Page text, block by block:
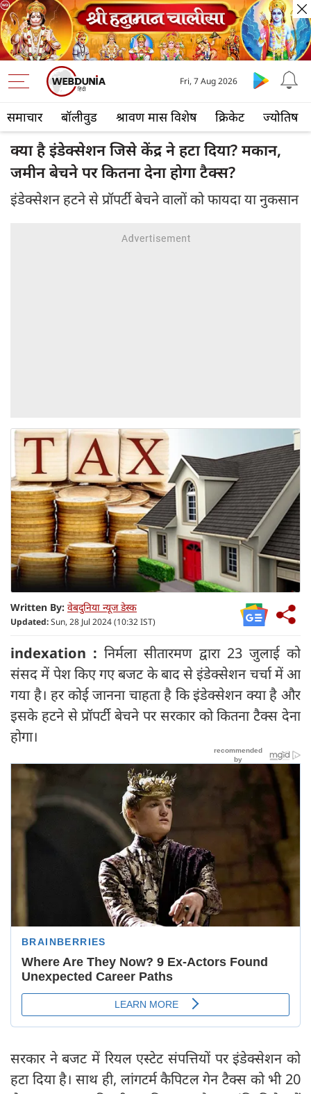
समाचार बॉलीवुड श्रावण मास विशेष क्रिकेट ज्योतिष
Fri, 7 Aug 2026
क्या है इंडेक्‍सेशन जिसे केंद्र ने हटा दिया? मकान,
जमीन बेचने पर कितना देना होगा टैक्स?
इंडेक्सेशन हटने से प्रॉपर्टी बेचने वालों को फायदा या नुकसान
Written By: वेबदुनिया न्यूज डेस्क
Updated:Sun, 28 Jul 2024 (10:32 IST)
indexation : निर्मला सीतारमण द्वारा 23 जुलाई को
संसद में पेश किए गए बजट के बाद से इंडेक्सेशन चर्चा में आ
गया है। हर कोई जानना चाहता है कि इंडेक्सेशन क्या है और
इसके हटने से प्रॉपर्टी बेचने पर सरकार को कितना टैक्स देना
होगा।
सरकार ने बजट में रियल एस्टेट संपत्तियों पर इंडेक्सेशन को
हटा दिया है। साथ ही, लांगटर्म कैपिटल गेन टैक्स को भी 20